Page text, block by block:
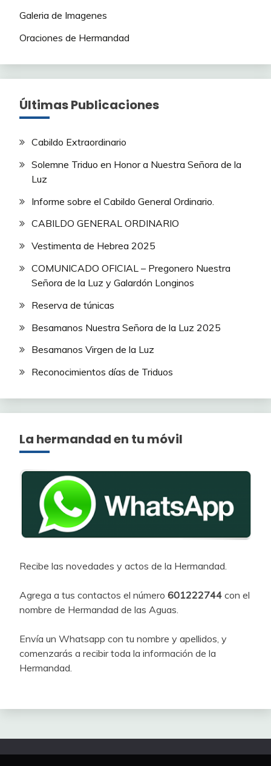
Galeria de Imagenes
Oraciones de Hermandad
Últimas Publicaciones
Cabildo Extraordinario
Solemne Triduo en Honor a Nuestra Señora de la
Luz
Informe sobre el Cabildo General Ordinario.
CABILDO GENERAL ORDINARIO
Vestimenta de Hebrea 2025
COMUNICADO OFICIAL – Pregonero Nuestra
Señora de la Luz y Galardón Longinos
Reserva de túnicas
Besamanos Nuestra Señora de la Luz 2025
Besamanos Virgen de la Luz
Reconocimientos días de Triduos
La hermandad en tu móvil
Recibe las novedades y actos de la Hermandad.
Agrega a tus contactos el número 601222744 con el
nombre de Hermandad de las Aguas.
Envía un Whatsapp con tu nombre y apellidos, y
comenzarás a recibir toda la información de la
Hermandad.